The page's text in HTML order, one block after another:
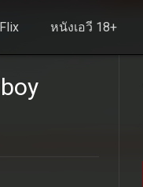
หนังเอวี 18+